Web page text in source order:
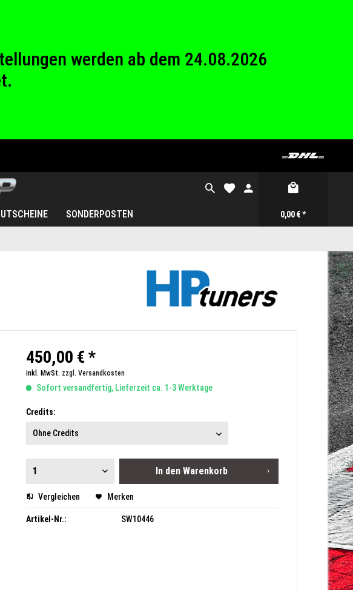
werden ab dem 24.08.2026
0,00 € *
SONDERPOSTEN
450,00 € *
inkl. MwSt. zzgl. Versandkosten
Sofort versandfertig, Lieferzeit ca. 1-3 Werktage
Credits:
In den Warenkorb
Vergleichen Merken
Artikel-Nr.: SW10446